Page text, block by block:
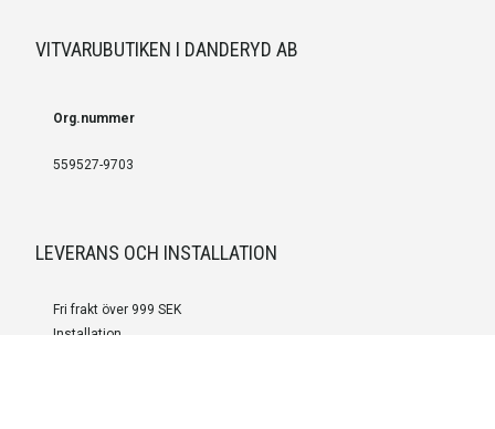
VITVARUBUTIKEN I DANDERYD AB
Org.nummer
559527-9703
LEVERANS OCH INSTALLATION
Fri frakt över 999 SEK
Installation